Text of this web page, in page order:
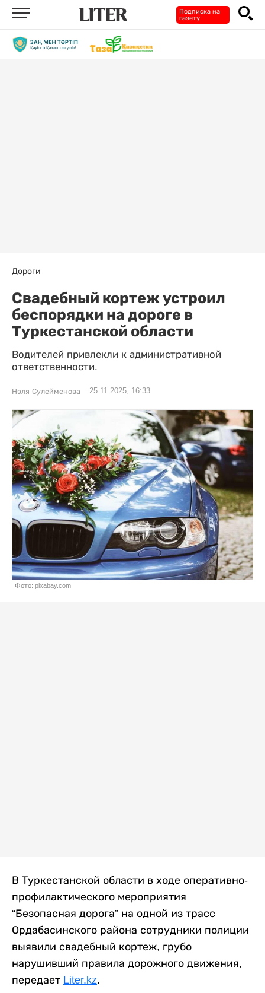
Подписка на
газету
Дороги
Свадебный кортеж устроил
беспорядки на дороге в
Туркестанской области
Водителей привлекли к административной
ответственности.
Нэля Сулейменова 25.11.2025, 16:33
Фото: pixabay.com
В Туркестанской области в ходе оперативно-
профилактического мероприятия
“Безопасная дорога” на одной из трасс
Ордабасинского района сотрудники полиции
выявили свадебный кортеж, грубо
нарушивший правила дорожного движения,
передает Liter.kz.